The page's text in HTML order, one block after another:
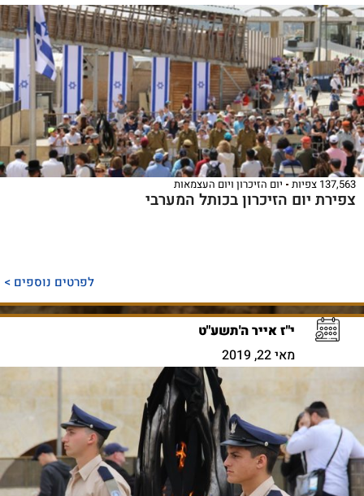
137,563 צפיות יום הזיכרון ויום העצמאות
צפירת יום הזיכרון בכותל המערבי
לפרטים נוספים >
י"ז אייר ה'תשע"ט
מאי 22, 2019